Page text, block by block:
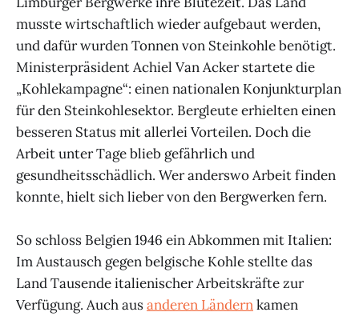
musste wirtschaftlich wieder aufgebaut werden,
und dafür wurden Tonnen von Steinkohle benötigt.
Ministerpräsident Achiel Van Acker startete die
„Kohlekampagne“: einen nationalen Konjunkturplan
für den Steinkohlesektor. Bergleute erhielten einen
besseren Status mit allerlei Vorteilen. Doch die
Arbeit unter Tage blieb gefährlich und
gesundheitsschädlich. Wer anderswo Arbeit finden
konnte, hielt sich lieber von den Bergwerken fern.
So schloss Belgien 1946 ein Abkommen mit Italien:
Im Austausch gegen belgische Kohle stellte das
Land Tausende italienischer Arbeitskräfte zur
Verfügung. Auch ausanderen Ländernkamen